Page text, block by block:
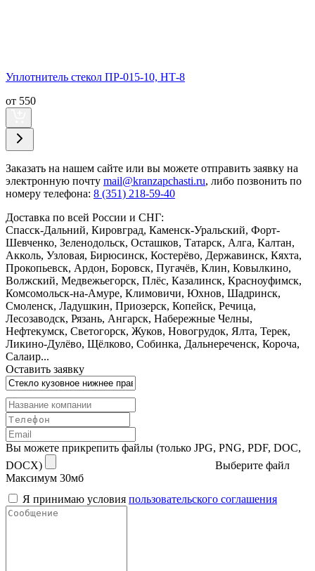
Уплотнитель стекол ПР-015-10, НТ-8
от 550
Заказать на нашем сайте или вы можете отправить заявку на
электронную почту mail@kranzapchasti.ru, либо позвонить по
номеру телефона: 8 (351) 218-59-40
Доставка по всей России и СНГ:
Спасск-Дальний, Кировград, Каменск-Уральский, Форт-
Шевченко, Зеленодольск, Осташков, Татарск, Алга, Калтан,
Акколь, Узловая, Бирюсинск, Костерёво, Державинск, Кяхта,
Прокопьевск, Ардон, Боровск, Пугачёв, Клин, Ковылкино,
Волжский, Медвежьегорск, Плёс, Казалинск, Красноуфимск,
Комсомольск-на-Амуре, Климовичи, Юхнов, Шадринск,
Смоленск, Ладушкин, Приозерск, Копейск, Речица,
Лесозаводск, Рязань, Ангарск, Набережные Челны,
Нефтекумск, Светогорск, Жуков, Новогрудок, Ялта, Терек,
Ликино-Дулёво, Щёлково, Собинка, Дальнереченск, Короча,
Салаир...
Оставить заявку
Вы можете прикрепить файлы (только JPG, PNG, PDF, DOC,
DOCX)
Выберите файл
Максимум 30мб
Я принимаю условия пользовательского соглашения